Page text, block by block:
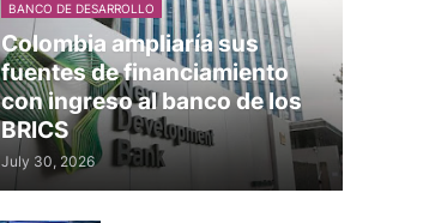
BANCO DE DESARROLLO
Colombia ampliaría sus
fuentes de financiamiento
con ingreso al banco de los
BRICS
July 30, 2026